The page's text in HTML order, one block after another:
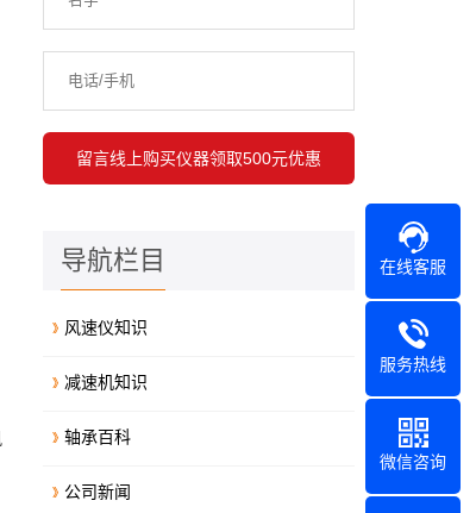
导航栏目
风速仪知识
减速机知识
轴承百科
公司新闻
在线客服
服务热线
微信咨询